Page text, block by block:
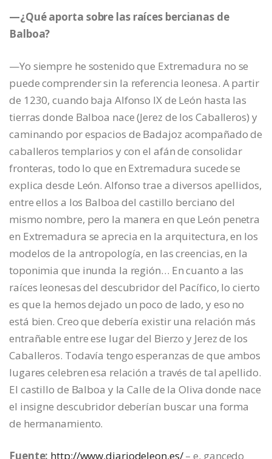
—¿Qué aporta sobre las raíces bercianas de
Balboa?
—Yo siempre he sostenido que Extremadura no se
puede comprender sin la referencia leonesa. A partir
de 1230, cuando baja Alfonso IX de León hasta las
tierras donde Balboa nace (Jerez de los Caballeros) y
caminando por espacios de Badajoz acompañado de
caballeros templarios y con el afán de consolidar
fronteras, todo lo que en Extremadura sucede se
explica desde León. Alfonso trae a diversos apellidos,
entre ellos a los Balboa del castillo berciano del
mismo nombre, pero la manera en que León penetra
en Extremadura se aprecia en la arquitectura, en los
modelos de la antropología, en las creencias, en la
toponimia que inunda la región… En cuanto a las
raíces leonesas del descubridor del Pacífico, lo cierto
es que la hemos dejado un poco de lado, y eso no
está bien. Creo que debería existir una relación más
entrañable entre ese lugar del Bierzo y Jerez de los
Caballeros. Todavía tengo esperanzas de que ambos
lugares celebren esa relación a través de tal apellido.
El castillo de Balboa y la Calle de la Oliva donde nace
el insigne descubridor deberían buscar una forma
de hermanamiento.
Fuente: http://www.diariodeleon.es/– e. gancedo